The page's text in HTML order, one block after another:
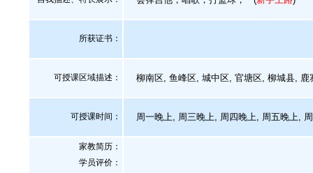
所获证书 ：
可授课区域描述： 柳南区, 鱼峰区, 城中区, 官塘区, 柳城县, 鹿
可授课时间： 周一晚上, 周三晚上, 周四晚上, 周五晚上,
家教简历：
学员评价：